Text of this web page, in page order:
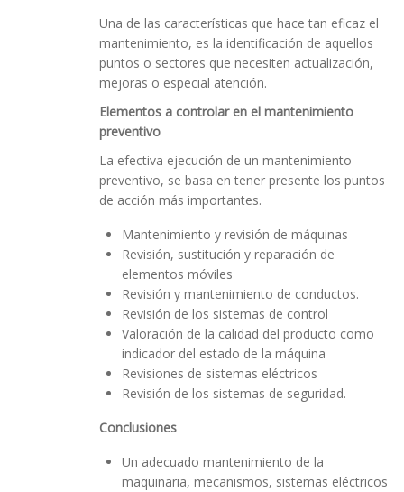
Una de las características que hace tan eficaz el
mantenimiento, es la identificación de aquellos
puntos o sectores que necesiten actualización,
mejoras o especial atención.
Elementos a controlar en el mantenimiento
preventivo
La efectiva ejecución de un mantenimiento
preventivo, se basa en tener presente los puntos
de acción más importantes.
Mantenimiento y revisión de máquinas
Revisión, sustitución y reparación de
elementos móviles
Revisión y mantenimiento de conductos.
Revisión de los sistemas de control
Valoración de la calidad del producto como
indicador del estado de la máquina
Revisiones de sistemas eléctricos
Revisión de los sistemas de seguridad.
Conclusiones
Un adecuado mantenimiento de la
maquinaria, mecanismos, sistemas eléctricos